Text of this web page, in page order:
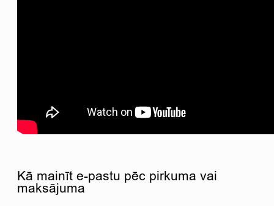
Kā mainīt e-pastu pēc pirkuma vai
maksājuma